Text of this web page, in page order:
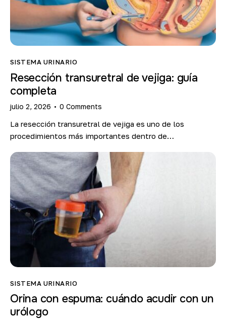
SISTEMA URINARIO
Resección transuretral de vejiga: guía
completa
julio 2, 2026 0 Comments
La resección transuretral de vejiga es uno de los
procedimientos más importantes dentro de…
SISTEMA URINARIO
Orina con espuma: cuándo acudir con un
urólogo